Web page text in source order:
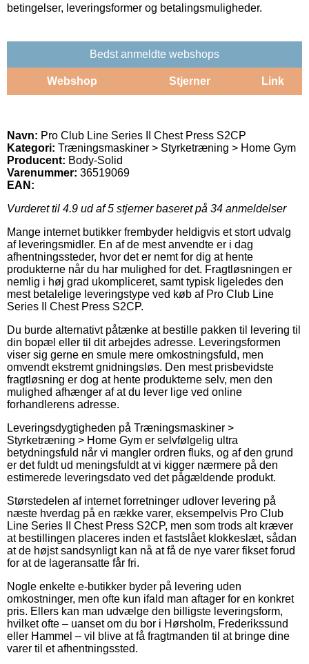
betingelser, leveringsformer og betalingsmuligheder.
Bedst anmeldte webshops
Webshop Stjerner Link
Navn: Pro Club Line Series II Chest Press S2CP
Kategori: Træningsmaskiner > Styrketræning > Home Gym
Producent: Body-Solid
Varenummer: 36519069
EAN:
Vurderet til 4.9 ud af 5 stjerner baseret på 34 anmeldelser
Mange internet butikker frembyder heldigvis et stort udvalg
af leveringsmidler. En af de mest anvendte er i dag
afhentningssteder, hvor det er nemt for dig at hente
produkterne når du har mulighed for det. Fragtløsningen er
nemlig i høj grad ukompliceret, samt typisk ligeledes den
mest betalelige leveringstype ved køb af Pro Club Line
Series II Chest Press S2CP.
Du burde alternativt påtænke at bestille pakken til levering til
din bopæl eller til dit arbejdes adresse. Leveringsformen
viser sig gerne en smule mere omkostningsfuld, men
omvendt ekstremt gnidningsløs. Den mest prisbevidste
fragtløsning er dog at hente produkterne selv, men den
mulighed afhænger af at du lever lige ved online
forhandlerens adresse.
Leveringsdygtigheden på Træningsmaskiner >
Styrketræning > Home Gym er selvfølgelig ultra
betydningsfuld når vi mangler ordren fluks, og af den grund
er det fuldt ud meningsfuldt at vi kigger nærmere på den
estimerede leveringsdato ved det pågældende produkt.
Størstedelen af internet forretninger udlover levering på
næste hverdag på en række varer, eksempelvis Pro Club
Line Series II Chest Press S2CP, men som trods alt kræver
at bestillingen placeres inden et fastslået klokkeslæt, sådan
at de højst sandsynligt kan nå at få de nye varer fikset forud
for at de lageransatte får fri.
Nogle enkelte e-butikker byder på levering uden
omkostninger, men ofte kun ifald man aftager for en konkret
pris. Ellers kan man udvælge den billigste leveringsform,
hvilket ofte – uanset om du bor i Hørsholm, Frederikssund
eller Hammel – vil blive at få fragtmanden til at bringe dine
varer til et afhentningssted.